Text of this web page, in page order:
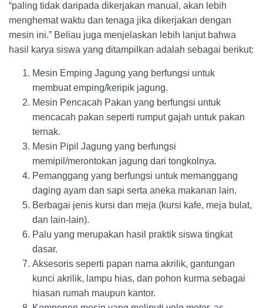
“paling tidak daripada dikerjakan manual, akan lebih
menghemat waktu dan tenaga jika dikerjakan dengan
mesin ini.” Beliau juga menjelaskan lebih lanjut bahwa
hasil karya siswa yang ditampilkan adalah sebagai berikut:
Mesin Emping Jagung yang berfungsi untuk
membuat emping/keripik jagung.
Mesin Pencacah Pakan yang berfungsi untuk
mencacah pakan seperti rumput gajah untuk pakan
ternak.
Mesin Pipil Jagung yang berfungsi
memipil/merontokan jagung dari tongkolnya.
Pemanggang yang berfungsi untuk memanggang
daging ayam dan sapi serta aneka makanan lain.
Berbagai jenis kursi dan meja (kursi kafe, meja bulat,
dan lain-lain).
Palu yang merupakan hasil praktik siswa tingkat
dasar.
Aksesoris seperti papan nama akrilik, gantungan
kunci akrilik, lampu hias, dan pohon kurma sebagai
hiasan rumah maupun kantor.